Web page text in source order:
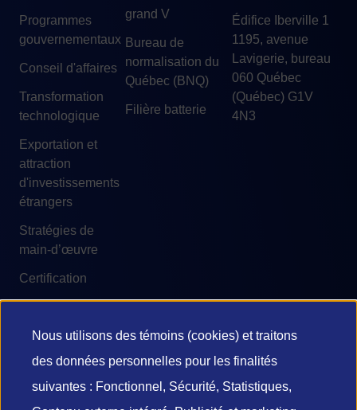
Programmes
gouvernementaux
Conseil d'affaires
Transformation
technologique
Exportation et
attraction
d'investissements
étrangers
Stratégies de
main-d’œuvre
Certification
grand V
Bureau de
normalisation du
Québec (BNQ)
Filière batterie
Édifice Iberville 1
1195, avenue
Lavigerie, bureau
060 Québec
(Québec) G1V
4N3
© 2026 Investissement Québec
Accessibilité Conditions d'utilisation
Utilisation
des
Nous utilisons des témoins (cookies) et traitons
des données personnelles pour les finalités
suivantes : Fonctionnel, Sécurité, Statistiques,